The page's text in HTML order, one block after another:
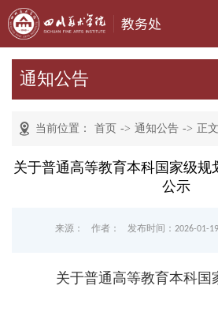
通知公告
当前位置： 首页 -> 通知公告 -> 正文
关于普通高等教育本科国家级规
公示
来源： 作者： 发布时间：2026-01-19
关于普通高等教育本科国